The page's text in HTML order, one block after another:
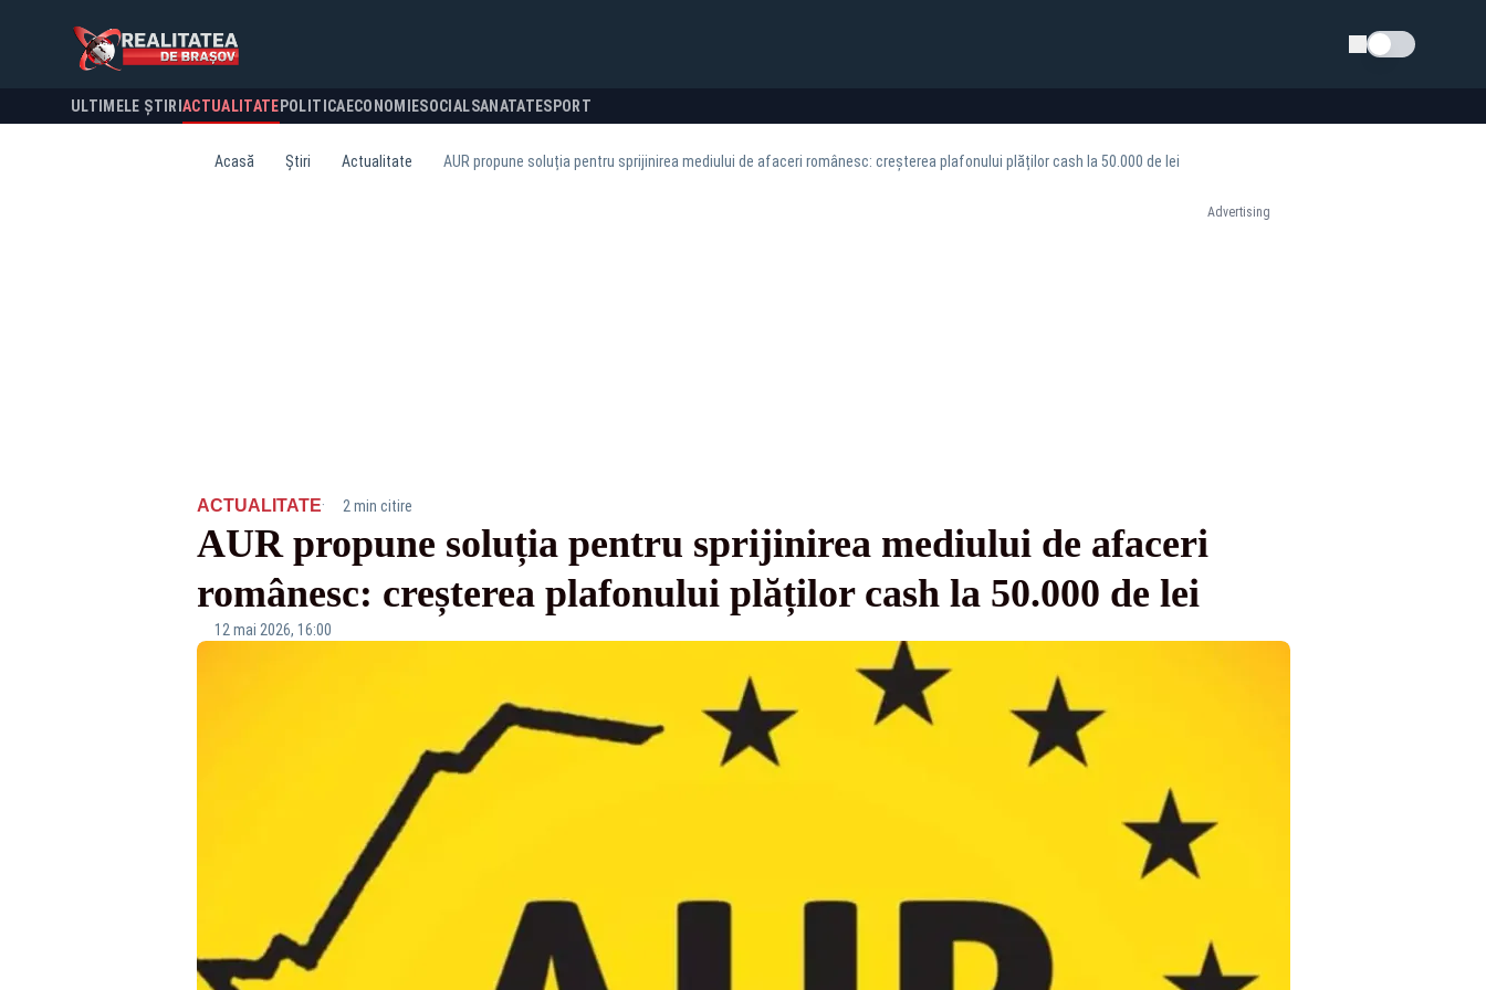
Schimba tema
ULTIMELE ȘTIRI ACTUALITATE POLITICA ECONOMIESOCIALSANATATESPORT
Acasă Știri Actualitate AUR propune soluția pentru sprijinirea mediului de afaceri românesc: creșterea plafonului plăților cash la 50.000 de lei
Advertising
ACTUALITATE· 2 min citire
AUR propune soluția pentru sprijinirea mediului de afaceri
românesc: creșterea plafonului plăților cash la 50.000 de lei
12 mai 2026, 16:00